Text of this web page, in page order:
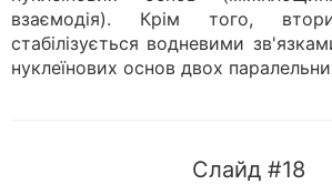
взаємодія). Крім того,
стабілізується водневими
нуклеїнових основ двох
Слайд #18